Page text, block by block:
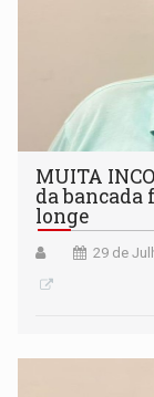
MUITA
da bancada
longe
29 de